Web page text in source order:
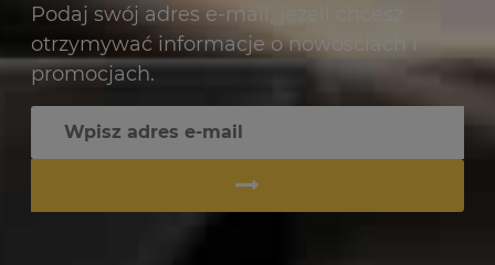
Podaj swój adres e-mail, jeżeli chcesz
otrzymywać informacje o nowościach i
promocjach.